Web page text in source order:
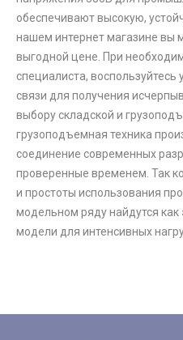
обеспечивают высокую,
нашем интернет магазине вы
выгодной цене. При
специалиста,
связи для получения
выбору складской и
грузоподъемная техника
соединение современных
проверенные временем. Так
и простоты использования
модельном ряду найдутся
модели для интенсивных